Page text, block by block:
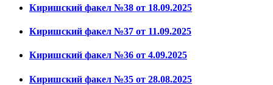
Киришский факел №38 от 18.09.2025
Киришский факел №37 от 11.09.2025
Киришский факел №36 от 4.09.2025
Киришский факел №35 от 28.08.2025